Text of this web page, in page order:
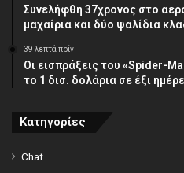
Συνελήφθη 37χρονος στο
μαχαίρια και δύο ψαλίδια
39 λεπτά πρίν
Οι εισπράξεις του «Spider-
το 1 δισ. δολάρια σε έξι
Κατηγορίες
Chat